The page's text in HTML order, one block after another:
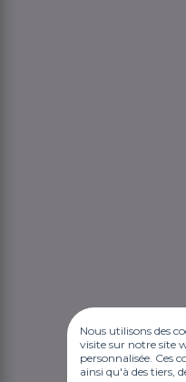
Nous utilisons des
visite sur notre site
personnalisée. Ces
ainsi qu'à des tiers,